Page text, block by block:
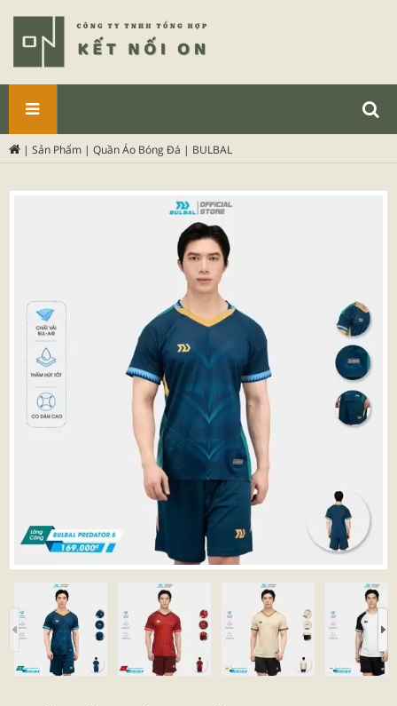
PHẨM
| Sản Phẩm | Quần Áo Bóng Đá | BULBAL